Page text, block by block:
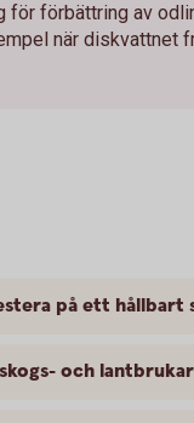
för förbättring av
när diskvattnet
på ett hållbart
och